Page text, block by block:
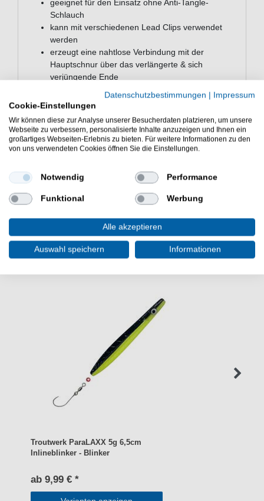
geeignet für den Einsatz ohne Anti-Tangle-
Schlauch
kann mit verschiedenen Lead Clips verwendet
werden
erzeugt eine nahtlose Verbindung mit der
Hauptschnur über das verlängerte & sich
verjüngende Ende
ermöglicht das Auswerfen der Bleies bei einem
Hänger
Lieferumfang: 10 Tail Rubber in gewählter Farbe
Die Korda Naked Tail Rubber Gummitubes sind gut für
gut für Lead Clip Montagen zum Karpfenangeln.
WEITERE INTERESSANTE ARTIKEL
Troutwerk ParaLAXX 5g 6,5cm
Inlineblinker - Blinker
ab 9,99 € *
Datenschutzbestimmungen | Impressum
Cookie-Einstellungen
Wir können diese zur Analyse unserer Besucherdaten platzieren, um unsere
Webseite zu verbessern, personalisierte Inhalte anzuzeigen und Ihnen ein
großartiges Webseiten-Erlebnis zu bieten. Für weitere Informationen zu den
von uns verwendeten Cookies öffnen Sie die Einstellungen.
Notwendig Performance
Funktional Werbung
Alle akzeptieren
Auswahl speichern Informationen